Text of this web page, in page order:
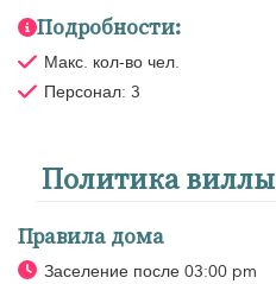
Подробности:
Макс. кол-во чел.
Персонал: 3
Политика виллы
Правила дома
Заселение после 03:00 pm